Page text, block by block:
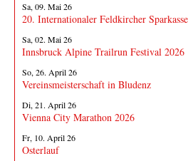
Sa, 09. Mai 26
20. Internationaler Feldkircher
Sa, 02. Mai 26
Innsbruck Alpine Trailrun Festival 2026
So, 26. April 26
Vereinsmeisterschaft in Bludenz
Di, 21. April 26
Vienna City Marathon 2026
Fr, 10. April 26
Osterlauf